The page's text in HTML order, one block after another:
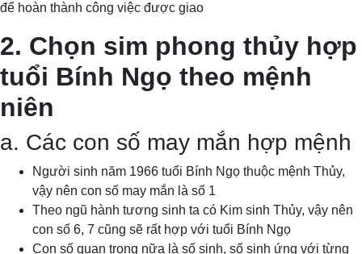
để hoàn thành công việc được giao
2. Chọn sim phong thủy hợp
tuổi Bính Ngọ theo mệnh
niên
a. Các con số may mắn hợp mệnh
Người sinh năm 1966 tuổi Bính Ngọ thuộc mệnh Thủy,
vậy nên con số may mắn là số 1
Theo ngũ hành tương sinh ta có Kim sinh Thủy, vậy nên
con số 6, 7 cũng sẽ rất hợp với tuổi Bính Ngọ
Con số quan trọng nữa là số sinh, số sinh ứng với từng